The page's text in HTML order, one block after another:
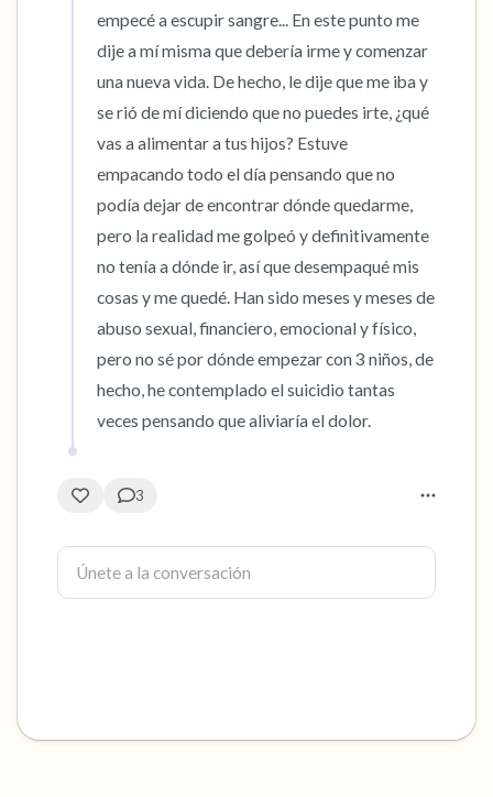
empecé a escupir sangre... En este punto me
dije a mí misma que debería irme y comenzar
una nueva vida. De hecho, le dije que me iba y
se rió de mí diciendo que no puedes irte, ¿qué
vas a alimentar a tus hijos? Estuve
empacando todo el día pensando que no
podía dejar de encontrar dónde quedarme,
pero la realidad me golpeó y definitivamente
no tenía a dónde ir, así que desempaqué mis
cosas y me quedé. Han sido meses y meses de
abuso sexual, financiero, emocional y físico,
pero no sé por dónde empezar con 3 niños, de
hecho, he contemplado el suicidio tantas
veces pensando que aliviaría el dolor.
3